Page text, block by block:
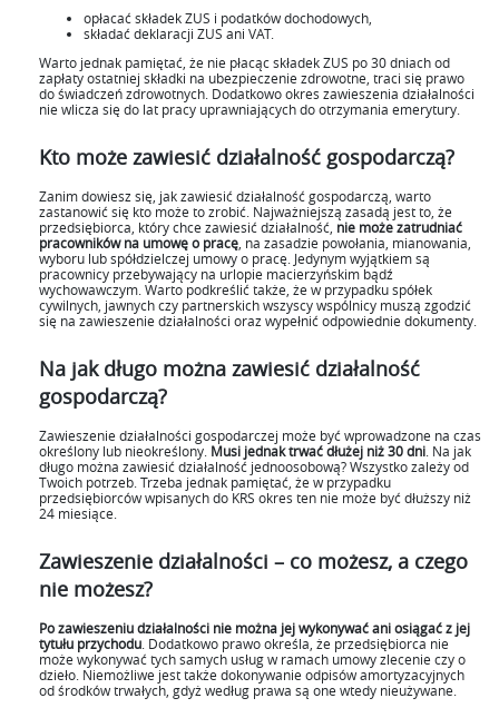
opłacać składek ZUS i podatków dochodowych,
składać deklaracji ZUS ani VAT.
Warto jednak pamiętać, że nie płacąc składek ZUS po 30 dniach od
zapłaty ostatniej składki na ubezpieczenie zdrowotne, traci się prawo
do świadczeń zdrowotnych. Dodatkowo okres zawieszenia działalności
nie wlicza się do lat pracy uprawniających do otrzymania emerytury.
Kto może zawiesić działalność gospodarczą?
Zanim dowiesz się, jak zawiesić działalność gospodarczą, warto
zastanowić się kto może to zrobić. Najważniejszą zasadą jest to, że
przedsiębiorca, który chce zawiesić działalność, nie może zatrudniać
pracowników na umowę o pracę, na zasadzie powołania, mianowania,
wyboru lub spółdzielczej umowy o pracę. Jedynym wyjątkiem są
pracownicy przebywający na urlopie macierzyńskim bądź
wychowawczym. Warto podkreślić także, że w przypadku spółek
cywilnych, jawnych czy partnerskich wszyscy wspólnicy muszą zgodzić
się na zawieszenie działalności oraz wypełnić odpowiednie dokumenty.
Na jak długo można zawiesić działalność
gospodarczą?
Zawieszenie działalności gospodarczej może być wprowadzone na czas
określony lub nieokreślony. Musi jednak trwać dłużej niż 30 dni. Na jak
długo można zawiesić działalność jednoosobową? Wszystko zależy od
Twoich potrzeb. Trzeba jednak pamiętać, że w przypadku
przedsiębiorców wpisanych do KRS okres ten nie może być dłuższy niż
24 miesiące.
Zawieszenie działalności – co możesz, a czego
nie możesz?
Po zawieszeniu działalności nie można jej wykonywać ani osiągać z jej
tytułu przychodu. Dodatkowo prawo określa, że przedsiębiorca nie
może wykonywać tych samych usług w ramach umowy zlecenie czy o
dzieło. Niemożliwe jest także dokonywanie odpisów amortyzacyjnych
od środków trwałych, gdyż według prawa są one wtedy nieużywane.